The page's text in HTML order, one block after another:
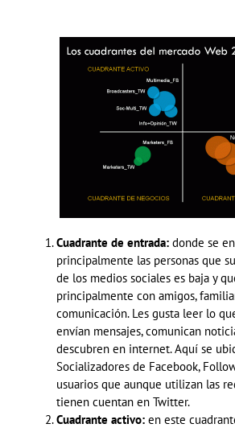
Cuadrante de entrada: donde se
principalmente las personas que
de los medios sociales es baja y
principalmente con amigos,
comunicación. Les gusta leer lo
envían mensajes, comunican
descubren en internet. Aquí se
Socializadores de Facebook,
usuarios que aunque utilizan las
tienen cuentan en Twitter.
Cuadrante activo: en este